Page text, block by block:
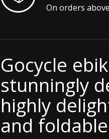
On orders
Gocycle
stunningly
highly
and